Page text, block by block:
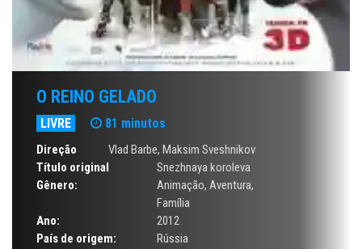
O REINO GELADO
LIVRE 81 minutos
Direção
Vlad Barbe, Maksim Sveshnikov
Título original
Snezhnaya koroleva
Gênero:
Animação, Aventura,
Família
Ano:
2012
País de origem:
Rússia